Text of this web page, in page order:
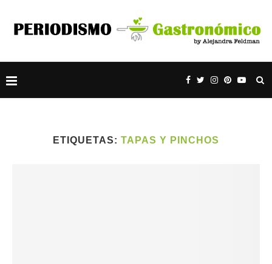
ETIQUETAS: TAPAS Y PINCHOS